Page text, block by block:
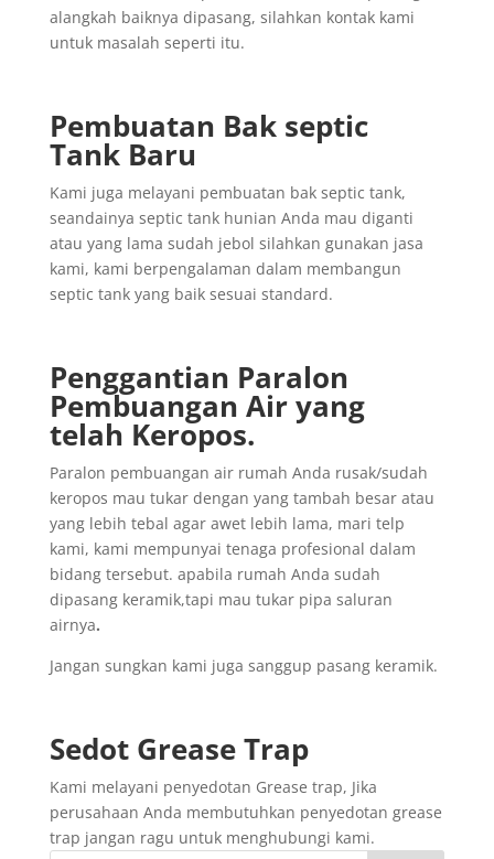
alangkah baiknya dipasang, silahkan kontak kami
untuk masalah seperti itu.
Pembuatan Bak septic
Tank Baru
Kami juga melayani pembuatan bak septic tank,
seandainya septic tank hunian Anda mau diganti
atau yang lama sudah jebol silahkan gunakan jasa
kami, kami berpengalaman dalam membangun
septic tank yang baik sesuai standard.
Penggantian Paralon
Pembuangan Air yang
telah Keropos.
Paralon pembuangan air rumah Anda rusak/sudah
keropos mau tukar dengan yang tambah besar atau
yang lebih tebal agar awet lebih lama, mari telp
kami, kami mempunyai tenaga profesional dalam
bidang tersebut. apabila rumah Anda sudah
dipasang keramik,tapi mau tukar pipa saluran
airnya.
Jangan sungkan kami juga sanggup pasang keramik.
Sedot Grease Trap
Kami melayani penyedotan Grease trap, Jika
perusahaan Anda membutuhkan penyedotan grease
trap jangan ragu untuk menghubungi kami.